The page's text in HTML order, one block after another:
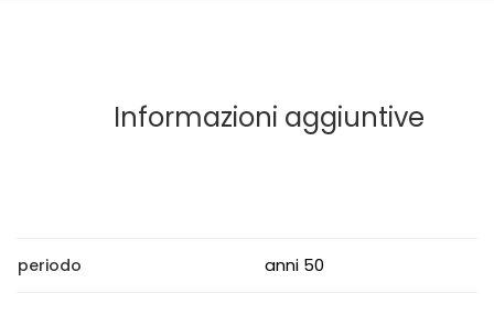
Informazioni aggiuntive
periodo anni 50